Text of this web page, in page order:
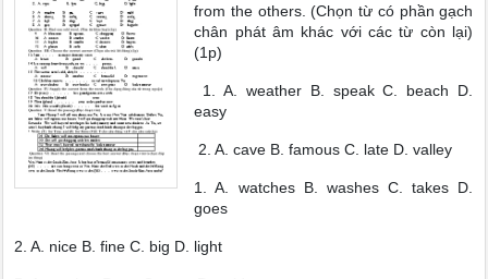
from the others. (Chọn từ có phần gạch
chân phát âm khác với các từ còn lại)
(1p)
1. A. weather B. speak C. beach D.
easy
2. A. cave B. famous C. late D. valley
1. A. watches B. washes C. takes D.
goes
2. A. nice B. fine C. big D. light